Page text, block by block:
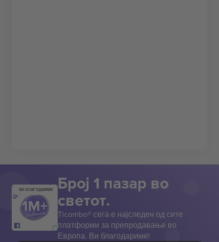
ВИ БЛАГОДАРАМ! Број 1 пазар во
светот.
Ticombo® сега е најследен од сите
платформи за препродавање во
Европа. Ви благодариме!